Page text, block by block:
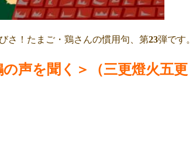
さ！たまご・鶏さんの慣用句、第23弾です。
声を聞く＞（三更燈火五更